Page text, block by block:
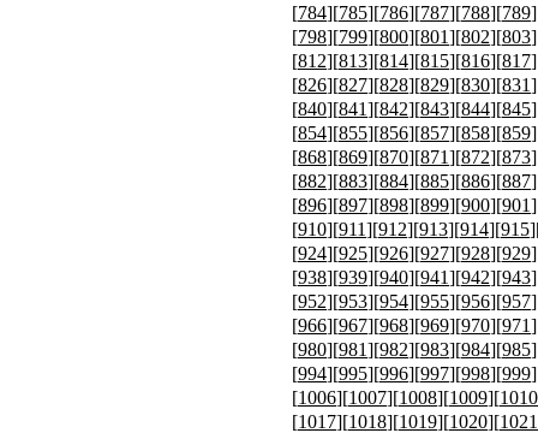
[784][785][786][787][788][789
[798][799][800][801][802][803
[812][813][814][815][816][817
[826][827][828][829][830][831
[840][841][842][843][844][845
[854][855][856][857][858][859
[868][869][870][871][872][873
[882][883][884][885][886][887
[896][897][898][899][900][901
[910][911][912][913][914][915
[924][925][926][927][928][929
[938][939][940][941][942][943
[952][953][954][955][956][957
[966][967][968][969][970][971
[980][981][982][983][984][985
[994][995][996][997][998][999
[1006][1007][1008][1009][1010
[1017][1018][1019][1020][1021